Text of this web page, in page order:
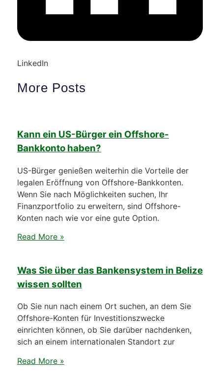
LinkedIn
More Posts
Kann ein US-Bürger ein Offshore-
Bankkonto haben?
US-Bürger genießen weiterhin die Vorteile der
legalen Eröffnung von Offshore-Bankkonten.
Wenn Sie nach Möglichkeiten suchen, Ihr
Finanzportfolio zu erweitern, sind Offshore-
Konten nach wie vor eine gute Option.
Read More »
Was Sie über das Bankensystem in Belize
wissen sollten
Ob Sie nun nach einem Ort suchen, an dem Sie
Offshore-Konten für Investitionszwecke
einrichten können, ob Sie darüber nachdenken,
sich an einem internationalen Standort zur
Read More »